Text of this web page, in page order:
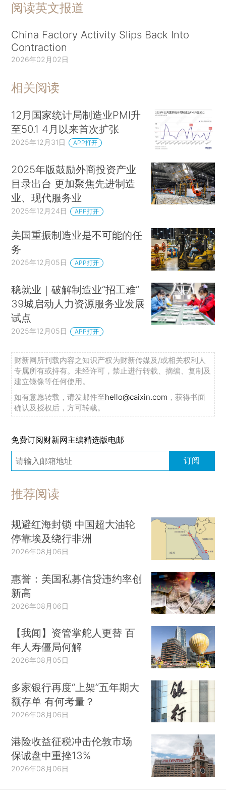
阅读英文报道
China Factory Activity Slips Back Into
Contraction
2026年02月02日
相关阅读
12月国家统计局制造业PMI升
至50.1 4月以来首次扩张
2025年12月31日 APP打开
2025年版鼓励外商投资产业
目录出台 更加聚焦先进制造
业、现代服务业
2025年12月24日 APP打开
美国重振制造业是不可能的任
务
2025年12月05日 APP打开
稳就业｜破解制造业“招工难”
39城启动人力资源服务业发展
试点
2025年12月05日 APP打开
财新网所刊载内容之知识产权为财新传媒及/或相关权利人
专属所有或持有。未经许可，禁止进行转载、摘编、复制及
建立镜像等任何使用。
如有意愿转载，请发邮件至hello@caixin.com ，获得书面
确认及授权后，方可转载。
免费订阅财新网主编精选版电邮
订阅
推荐阅读
规避红海封锁 中国超大油轮
停靠埃及绕行非洲
2026年08月06日
惠誉：美国私募信贷违约率创
新高
2026年08月06日
【我闻】资管掌舵人更替 百
年人寿僵局何解
2026年08月05日
多家银行再度“上架”五年期大
额存单 有何考量？
2026年08月06日
港险收益征税冲击伦敦市场
保诚盘中重挫13%
2026年08月06日